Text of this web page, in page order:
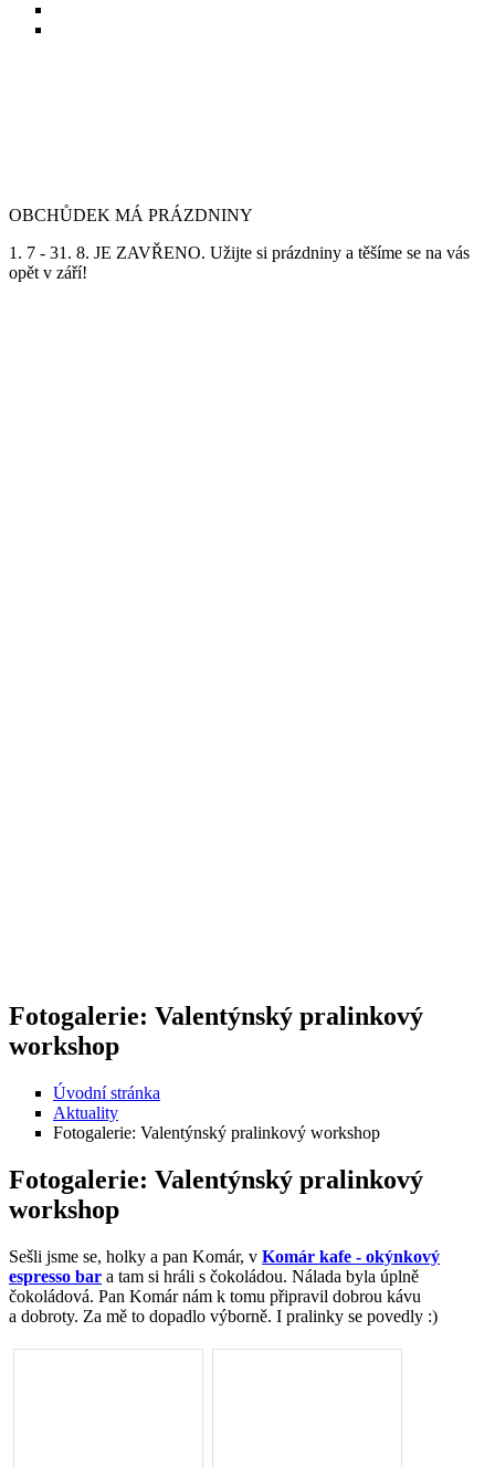
OBCHŮDEK MÁ PRÁZDNINY
1. 7 - 31. 8. JE ZAVŘENO. Užijte si prázdniny a těšíme se na vás
opět v září!
Fotogalerie: Valentýnský pralinkový
workshop
Úvodní stránka
Aktuality
Fotogalerie: Valentýnský pralinkový workshop
Fotogalerie: Valentýnský pralinkový
workshop
Sešli jsme se, holky a pan Komár, v Komár kafe - okýnkový
espresso bar a tam si hráli s čokoládou. Nálada byla úplně
čokoládová. Pan Komár nám k tomu připravil dobrou kávu
a dobroty. Za mě to dopadlo výborně. I pralinky se povedly :)